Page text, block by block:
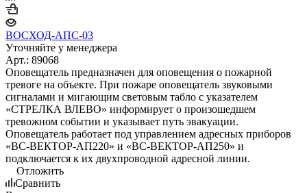
ВОСХОД-АПС-03
Уточняйте у менеджера
Арт.: 89068
Оповещатель предназначен для оповещения о пожарной
тревоге на объекте. При пожаре оповещатель звуковыми
сигналами и мигающим световым табло с указателем
«СТРЕЛКА ВЛЕВО» информирует о произошедшем
тревожном событии и указывает путь эвакуации.
Оповещатель работает под управлением адресных приборов
«ВС-ВЕКТОР-АП220» и «ВС-ВЕКТОР-АП250» и
подключается к их двухпроводной адресной линии.
Отложить
Сравнить